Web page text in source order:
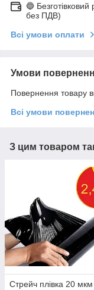
🔵
без ПДВ)
Всі умови оплати
Умови
Повернення товару
Всі умови
З цим товаром
Стрейч плівка 20